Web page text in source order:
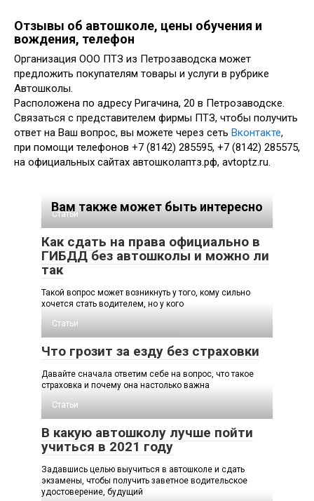
Отзывы об автошколе, цены обучения и
вождения, телефон
Организация ООО ПТЗ из Петрозаводска может
предложить покупателям товары и услуги в рубрике
Автошколы.
Расположена по адресу Ригачина, 20 в Петрозаводске.
Связаться с представителем фирмы ПТЗ, чтобы получить
ответ на Ваш вопрос, вы можете через сеть Вконтакте,
при помощи телефонов +7 (8142) 285595, +7 (8142) 285575,
на официальных сайтах автошколаптз.рф, avtoptz.ru.
Вам также может быть интересно
Статьи
Как сдать на права официально в
ГИБДД без автошколы и можно ли
так
Такой вопрос может возникнуть у того, кому сильно
хочется стать водителем, но у кого
Статьи
Что грозит за езду без страховки
Давайте сначала ответим себе на вопрос, что такое
страховка и почему она настолько важна
Статьи
В какую автошколу лучше пойти
учиться в 2021 году
Задавшись целью выучиться в автошколе и сдать
экзамены, чтобы получить заветное водительское
удостоверение, будущий